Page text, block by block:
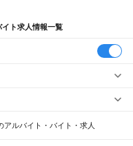
ト求人情報一覧
ルバイト・バイト・求人